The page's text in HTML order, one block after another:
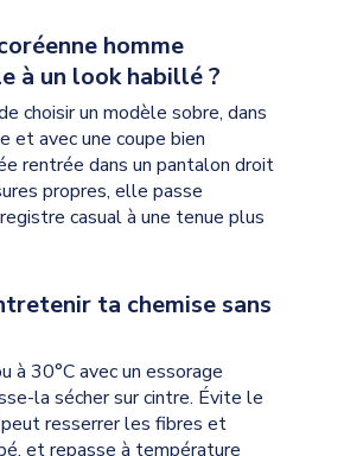
homme
à un look habillé ?
choisir un modèle sobre, dans
et avec une coupe bien
rentrée dans un pantalon droit
propres, elle passe
casual à une tenue plus
ta chemise sans
à 30°C avec un essorage
la sécher sur cintre. Évite le
resserrer les fibres et
et repasse à température